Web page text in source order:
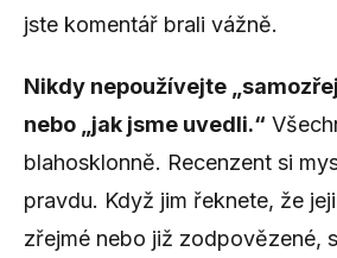
jste komentář brali vážně.
Nikdy nepoužívejte
nebo „jak jsme uvedli.“
blahosklonně. Recenzent si
pravdu. Když jim řeknete, že
zřejmé nebo již zodpovězené,